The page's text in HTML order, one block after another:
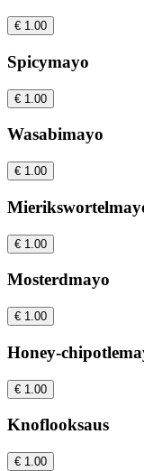
€ 1.00
Spicymayo
€ 1.00
Wasabimayo
€ 1.00
€ 1.00
Mosterdmayo
€ 1.00
Honey-
€ 1.00
Knoflooksaus
€ 1.00